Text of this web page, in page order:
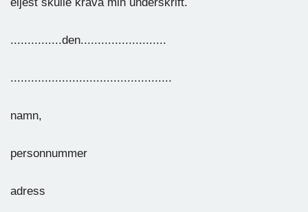
...............den.........................
...............................................
namn,
personnummer
adress